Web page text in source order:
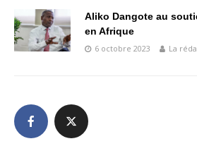
Aliko Dangote au
en Afrique
6 octobre 2023 La